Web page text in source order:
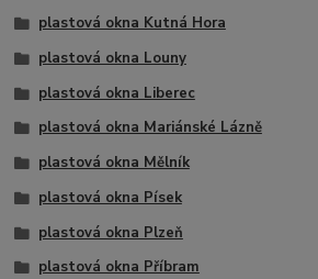
plastová okna Kutná Hora
plastová okna Louny
plastová okna Liberec
plastová okna Mariánské Lázně
plastová okna Mělník
plastová okna Písek
plastová okna Plzeň
plastová okna Příbram